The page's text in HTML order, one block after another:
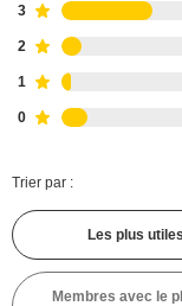
3
2
1
0
Trier par :
Les plus utiles
Membres avec le